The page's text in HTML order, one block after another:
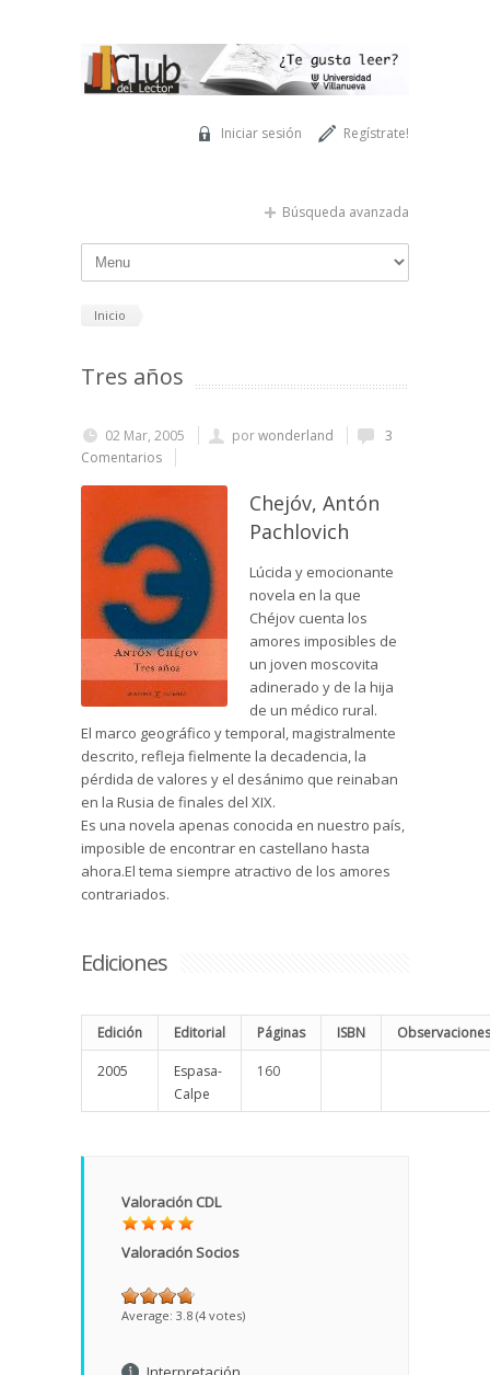
Regístrate!
Iniciar sesión
Búsqueda avanzada
Inicio
Tres años
02 Mar, 2005 porwonderland
3
Comentarios
Chejóv, Antón
Pachlovich
Lúcida y emocionante
novela en la que
Chéjov cuenta los
amores imposibles de
un joven moscovita
adinerado y de la hija
de un médico rural.
El marco geográfico y temporal, magistralmente
descrito, refleja fielmente la decadencia, la
pérdida de valores y el desánimo que reinaban
en la Rusia de finales del XIX.
Es una novela apenas conocida en nuestro país,
imposible de encontrar en castellano hasta
ahora.El tema siempre atractivo de los amores
contrariados.
Ediciones
Edición Editorial Páginas ISBN Observaciones
2005
Espasa-
Calpe
160
Valoración CDL
Valoración Socios
Average: 3.8 (4 votes)